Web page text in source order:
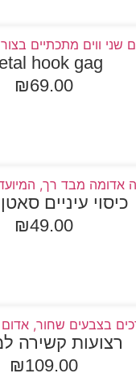
hook gag
₪69.00
כיסוי עיניים
₪49.00
רצועות קשירה
₪109.00